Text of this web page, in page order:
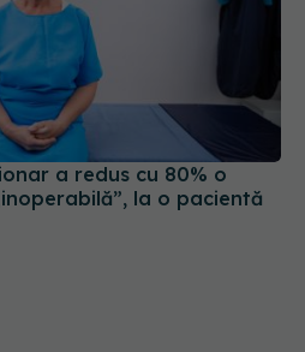
a redus cu 80% o
la o pacientă